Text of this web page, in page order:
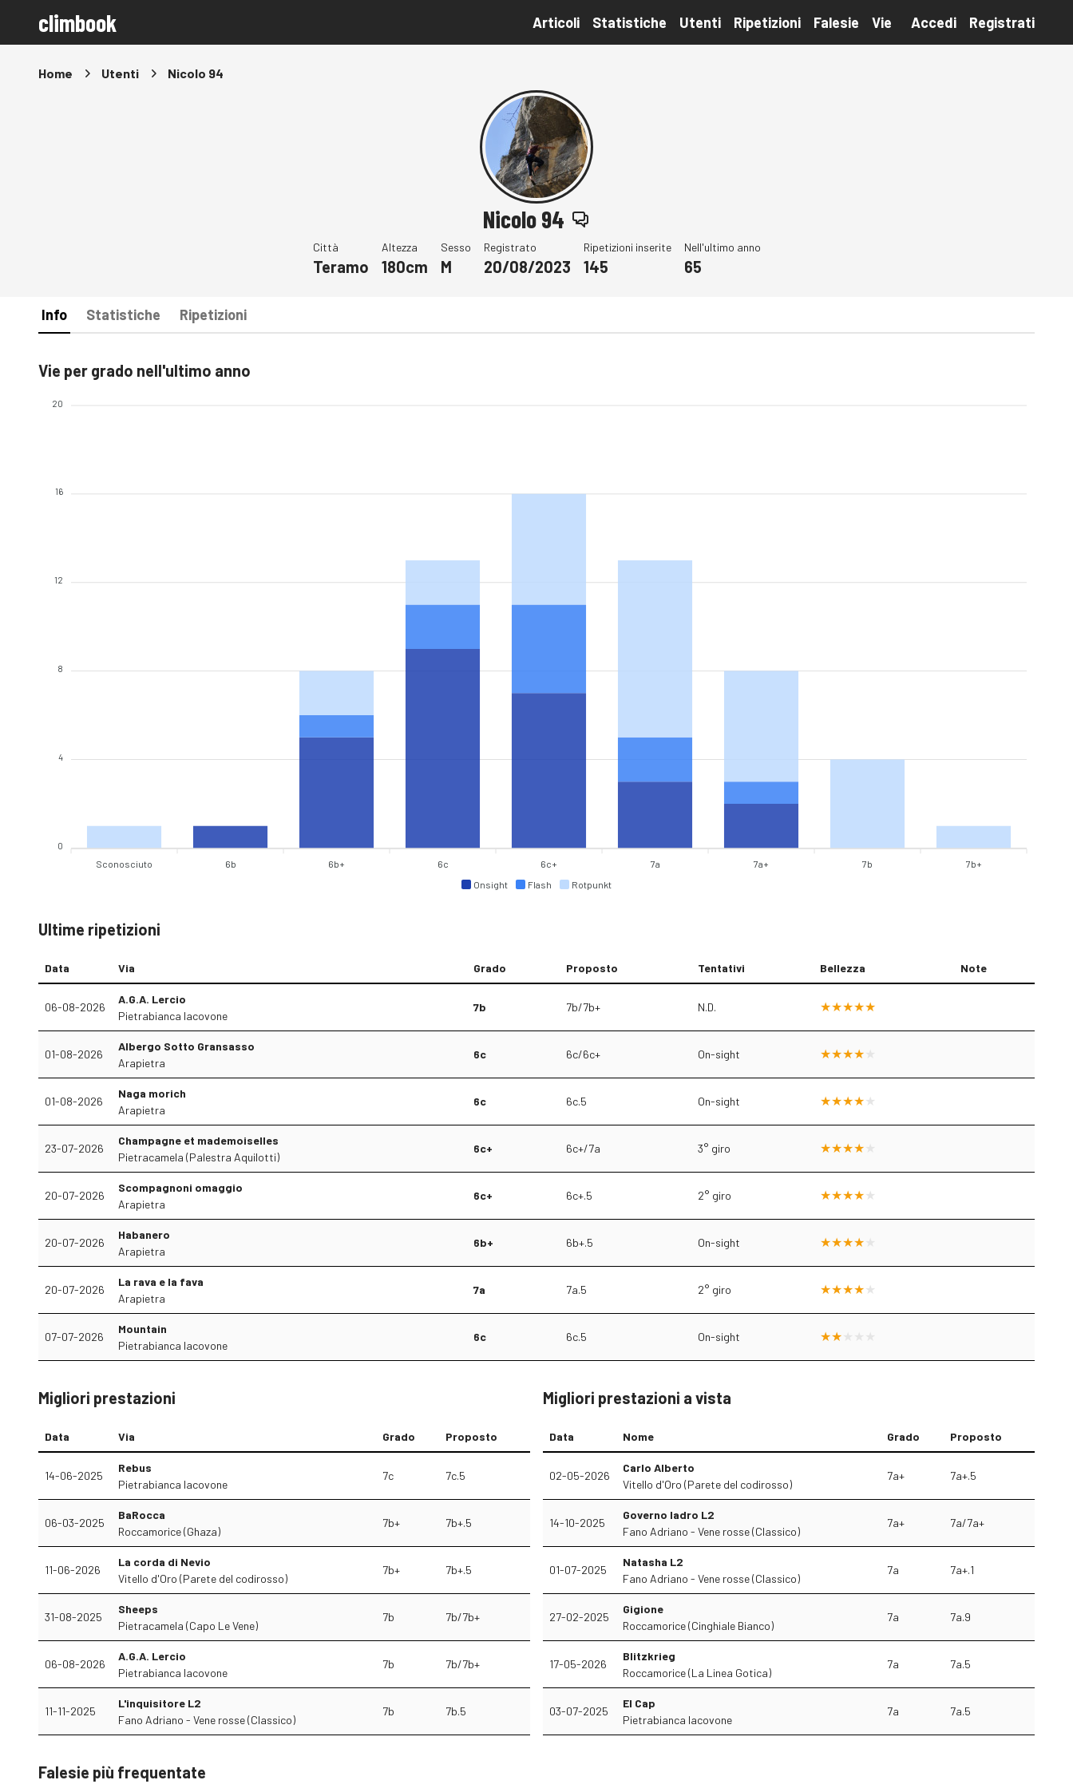
climbook Articoli Statistiche Utenti Ripetizioni Falesie Vie Accedi Registrati
Home Utenti Nicolo 94
Nicolo 94
Città
Teramo
Altezza
180cm
Sesso
M
Registrato
20/08/2023
Ripetizioni inserite
145
Nell'ultimo anno
65
Info Statistiche Ripetizioni
Vie per grado nell'ultimo anno
Onsight Flash Rotpunkt
20
16
12
8
4
0
Sconosciuto 6b 6b+ 6c 6c+ 7a 7a+ 7b 7b+
Ultime ripetizioni
Data Via Grado Proposto Tentativi Bellezza Note
06-08-2026
A.G.A. Lercio
Pietrabianca Iacovone
7b 7b/7b+ N.D.
01-08-2026
Albergo Sotto Gransasso
Arapietra
6c 6c/6c+ On-sight
01-08-2026
Naga morich
Arapietra
6c 6c.5 On-sight
23-07-2026
Champagne et mademoiselles
Pietracamela (Palestra Aquilotti)
6c+ 6c+/7a 3° giro
20-07-2026
Scompagnoni omaggio
Arapietra
6c+ 6c+.5 2° giro
20-07-2026
Habanero
Arapietra
6b+ 6b+.5 On-sight
20-07-2026
La rava e la fava
Arapietra
7a 7a.5 2° giro
07-07-2026
Mountain
Pietrabianca Iacovone
6c 6c.5 On-sight
Migliori prestazioni
Data Via Grado Proposto
14-06-2025
Rebus
Pietrabianca Iacovone
7c 7c.5
06-03-2025
BaRocca
Roccamorice (Ghaza)
7b+ 7b+.5
11-06-2026
La corda di Nevio
Vitello d'Oro (Parete del codirosso)
7b+ 7b+.5
31-08-2025
Sheeps
Pietracamela (Capo Le Vene)
7b 7b/7b+
06-08-2026
A.G.A. Lercio
Pietrabianca Iacovone
7b 7b/7b+
11-11-2025
L'inquisitore L2
Fano Adriano - Vene rosse (Classico)
7b 7b.5
Migliori prestazioni a vista
Data Nome Grado Proposto
02-05-2026
Carlo Alberto
Vitello d'Oro (Parete del codirosso)
7a+ 7a+.5
14-10-2025
Governo ladro L2
Fano Adriano - Vene rosse (Classico)
7a+ 7a/7a+
01-07-2025
Natasha L2
Fano Adriano - Vene rosse (Classico)
7a 7a+.1
27-02-2025
Gigione
Roccamorice (Cinghiale Bianco)
7a 7a.9
17-05-2026
Blitzkrieg
Roccamorice (La Linea Gotica)
7a 7a.5
03-07-2025
El Cap
Pietrabianca Iacovone
7a 7a.5
Falesie più frequentate